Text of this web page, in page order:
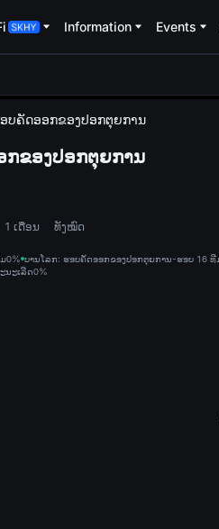
Information Events
ບຄັດອອກຂອງປອກຕຸຍການ
ກຂອງປອກຕຸຍການ
1 ເດືອນ ທັງໝົດ
0% ບານໂລກ: ຮອບຄັດອອກຂອງປອກຕຸຍການ-ຮອບ 16 ທີ
ນະເລີດ0%